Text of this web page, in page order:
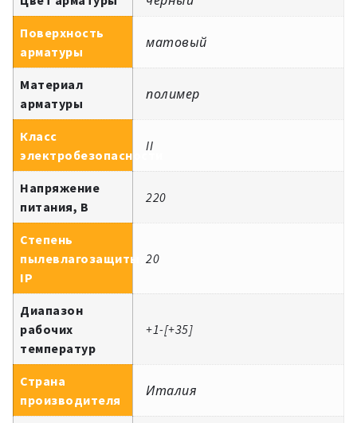
Поверхность
арматуры
матовый
Материал
арматуры
полимер
Класс
электробезопасности
II
Напряжение
питания, В
220
Степень
пылевлагозащиты,
IP
20
Диапазон
рабочих
температур
+1-[+35]
Страна
производителя
Италия